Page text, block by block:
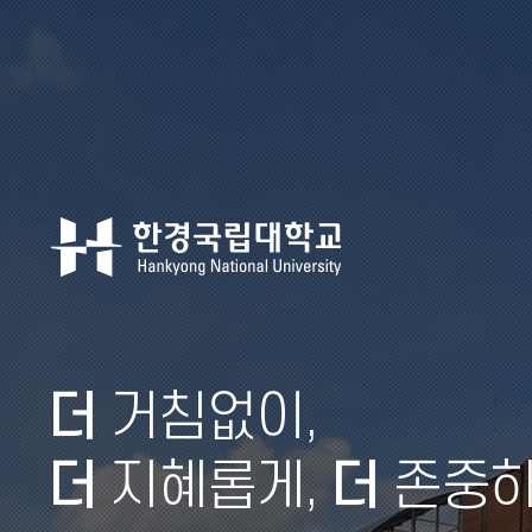
더 거침없이,
더지혜롭게,더존중